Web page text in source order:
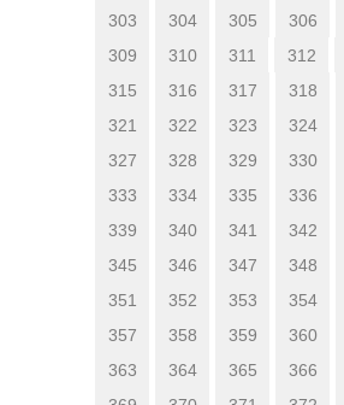
303
304 305 306
309
310 311 312
315
316 317 318
321
322 323 324
327
328 329 330
333
334 335 336
339
340 341 342
345
346 347 348
351
352 353 354
357
358 359 360
363
364 365 366